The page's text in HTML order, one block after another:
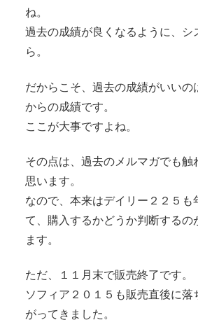
ね。
過去の成績が良くなるように、シ
ら。
だからこそ、過去の成績がいいの
からの成績です。
ここが大事ですよね。
その点は、過去のメルマガでも触
思います。
なので、本来はデイリー２２５も
て、購入するかどうか判断するの
ます。
ただ、１１月末で販売終了です。
ソフィア２０１５も販売直後に落
がってきました。